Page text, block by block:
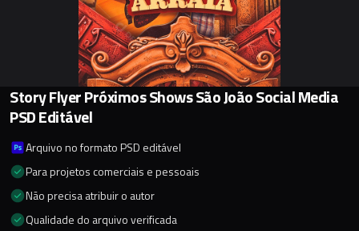
Story Flyer Próximos Shows São João Social Media
PSD Editável
Arquivo no formato PSD editável
Para projetos comerciais e pessoais
Não precisa atribuir o autor
Qualidade do arquivo verificada